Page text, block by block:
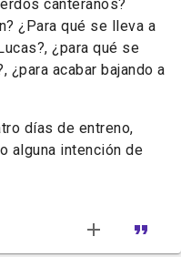
canteranos?
¿Para qué se lleva a
¿para qué se
¿para acabar bajando a
días de entreno,
alguna intención de